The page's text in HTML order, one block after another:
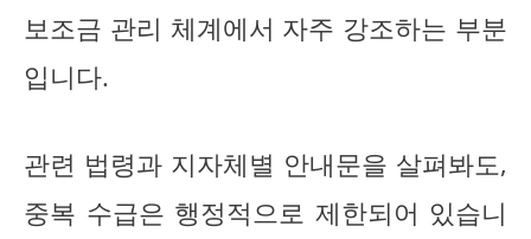
보조금 관리 체계에서 자주 강조하는 부분
입니다.
관련 법령과 지자체별 안내문을 살펴봐도,
중복 수급은 행정적으로 제한되어 있습니